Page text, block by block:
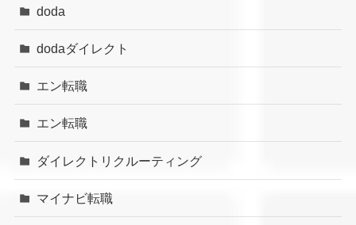
doda
dodaダイレクト
エン転職
エン転職
ダイレクトリクルーティング
マイナビ転職